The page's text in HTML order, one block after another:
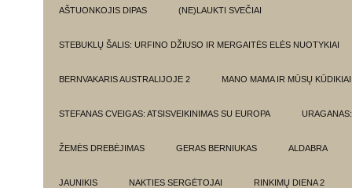
AŠTUONKOJIS DIPAS (NE)LAUKTI SVEČIAI
STEBUKLŲ ŠALIS: URFINO DŽIUSO IR MERGAITĖS ELĖS NUOTYKIAI
BERNVAKARIS AUSTRALIJOJE 2 MANO MAMA IR MŪSŲ KŪDIKIAI
STEFANAS CVEIGAS: ATSISVEIKINIMAS SU EUROPA
ŽEMĖS DREBĖJIMAS GERAS BERNIUKAS ALDABRA
JAUNIKIS NAKTIES SERGĖTOJAI RINKIMŲ DIENA 2